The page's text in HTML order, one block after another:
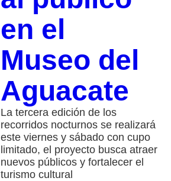
en el
Museo del
Aguacate
La tercera edición de los
recorridos nocturnos se realizará
este viernes y sábado con cupo
limitado, el proyecto busca atraer
nuevos públicos y fortalecer el
turismo cultural